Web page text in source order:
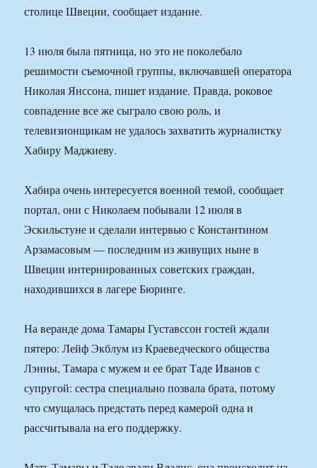
столице Швеции, сообщает издание.
13 июля была пятница, но это не поколебало
решимости съемочной группы, включавшей оператора
Николая Янссона, пишет издание. Правда, роковое
совпадение все же сыграло свою роль, и
телевизионщикам не удалось захватить журналистку
Хабиру Маджиеву.
Хабира очень интересуется военной темой, сообщает
портал, они с Николаем побывали 12 июля в
Эскильстуне и сделали интервью с Константином
Арзамасовым — последним из живущих ныне в
Швеции интернированных советских граждан,
находившихся в лагере Бюринге.
На веранде дома Тамары Густавссон гостей ждали
пятеро: Лейф Экблум из Краеведческого общества
Лэнны, Тамара с мужем и ее брат Таде Иванов с
супругой: сестра специально позвала брата, потому
что смущалась предстать перед камерой одна и
рассчитывала на его поддержку.